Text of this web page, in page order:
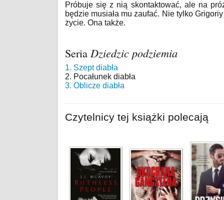
Próbuje się z nią skontaktować, ale na
będzie musiała mu zaufać. Nie tylko
życie. Ona także.
Seria Dziedzic podziemia
1. Szept diabła
2. Pocałunek diabła
3. Oblicze diabła
Czytelnicy tej książki polecają